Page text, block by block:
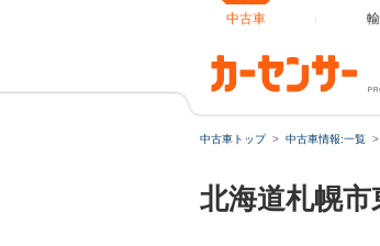
中古車
中古車トップ 中古車情報:一覧
北海道札幌